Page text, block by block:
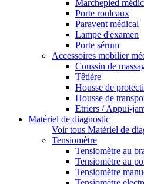
Marchepied
Porte rouleaux
Paravent médical
Lampe d'examen
Porte sérum
Accessoires mobilier
Coussin de
Têtière
Housse de
Housse de
Etriers / Appui-
Matériel de diagnostic
Voir tous Matériel de
Tensiomètre
Tensiomètre au
Tensiomètre au
Tensiomètre